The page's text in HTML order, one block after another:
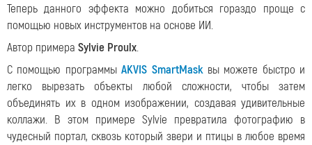
Теперь данного эффекта можно добиться гораздо проще с
помощью новых инструментов на основе ИИ.
Автор примера Sylvie Proulx.
С помощью программыAKVIS SmartMaskвы можете быстро и
легко вырезать объекты любой сложности, чтобы затем
объединять их в одном изображении, создавая удивительные
коллажи. В этом примере Sylvie превратила фотографию в
чудесный портал, сквозь который звери и птицы в любое время